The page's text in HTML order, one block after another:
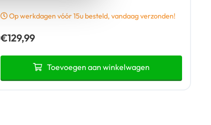
Op werkdagen vóór 15u besteld, vandaag verzonden!
€129,99
Toevoegen aan winkelwagen